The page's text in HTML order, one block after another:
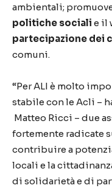
ambientali;
politiche sociali e il
partecipazione dei
comuni.
“Per ALI è molto
stabile con le Acli –
Matteo Ricci – due
fortemente radicate
contribuire a
locali e la
di solidarietà e di